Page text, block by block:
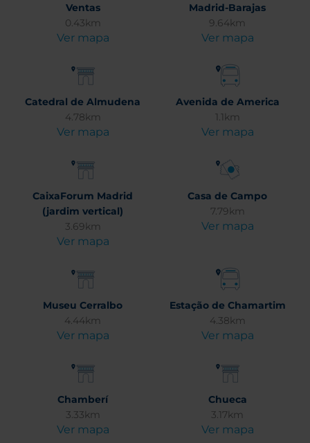
Ventas
0.43km
Ver mapa
Madrid-Barajas
9.64km
Ver mapa
Catedral de Almudena
4.78km
Ver mapa
Avenida de America
1.1km
Ver mapa
CaixaForum Madrid
(jardim vertical)
3.69km
Ver mapa
Casa de Campo
7.79km
Ver mapa
Museu Cerralbo
4.44km
Ver mapa
Estação de Chamartim
4.38km
Ver mapa
Chamberí
3.33km
Ver mapa
Chueca
3.17km
Ver mapa